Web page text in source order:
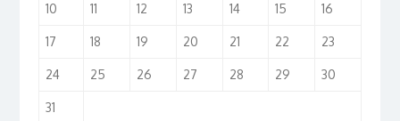
10 11 12 13 14 15 16
17 18 19 20 21 22 23
24 25 26 27 28 29 30
31